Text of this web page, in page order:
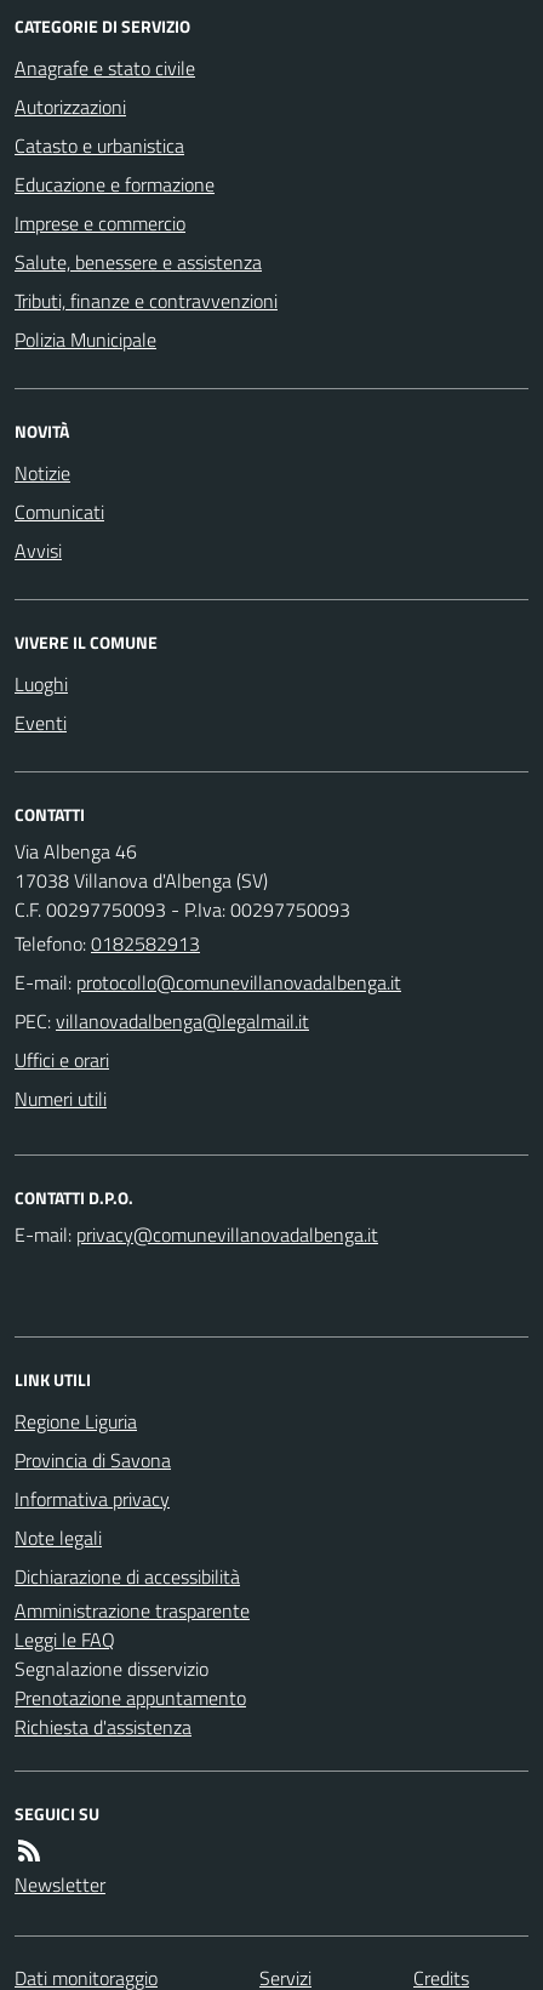
CATEGORIE DI SERVIZIO
Anagrafe e stato civile
Autorizzazioni
Catasto e urbanistica
Educazione e formazione
Imprese e commercio
Salute, benessere e assistenza
Tributi, finanze e contravvenzioni
Polizia Municipale
NOVITÀ
Notizie
Comunicati
Avvisi
VIVERE IL COMUNE
Luoghi
Eventi
CONTATTI
Via Albenga 46
17038 Villanova d'Albenga (SV)
C.F. 00297750093 - P.Iva: 00297750093
Telefono:0182582913
E-mail:
PEC:
Uffici e orari
Numeri utili
CONTATTI D.P.O.
E-mail:
LINK UTILI
Regione Liguria
Provincia di Savona
Informativa privacy
Note legali
Dichiarazione di accessibilità
Amministrazione trasparente
Leggi le FAQ
Segnalazione disservizio
Prenotazione appuntamento
Richiesta d'assistenza
SEGUICI SU
Newsletter
Dati monitoraggio Servizi Credits